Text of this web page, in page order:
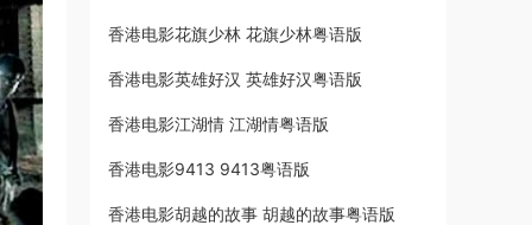
香港电影花旗少林 花旗少林粤语版
香港电影英雄好汉 英雄好汉粤语版
香港电影江湖情 江湖情粤语版
香港电影9413 9413粤语版
香港电影胡越的故事 胡越的故事粤语版